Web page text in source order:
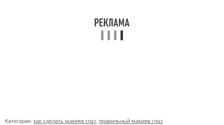
Категории: как сделать макияж глаз правильный макияж глаз